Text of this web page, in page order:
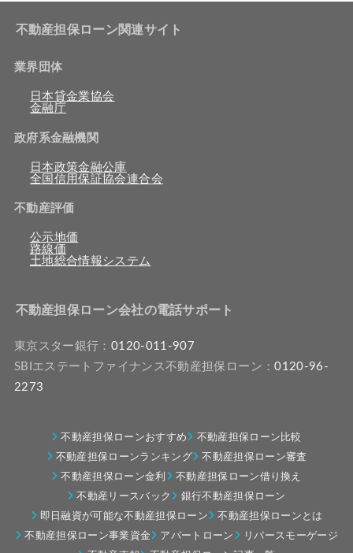
不動産担保ローン関連サイト
業界団体
日本貸金業協会
金融庁
政府系金融機関
日本政策金融公庫
全国信用保証協会連合会
不動産評価
公示地価
路線価
土地総合情報システム
不動産担保ローン会社の電話サポート
東京スター銀行： 0120-011-907
SBIエステートファイナンス不動産担保ローン：0120-96-
2273
不動産担保ローンおすすめ
不動産担保ローン比較
不動産担保ローンランキング
不動産担保ローン審査
不動産担保ローン金利
不動産担保ローン借り換え
不動産リースバック
銀行不動産担保ローン
即日融資が可能な不動産担保ローン
不動産担保ローンとは
不動産担保ローン事業資金
アパートローン
リバースモーゲージ